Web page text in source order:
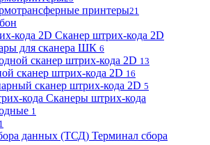
принтеры21
Сканер штрих-кода 2D
для сканера ШК 6
сканер штрих-кода 2D 13
сканер штрих-кода 2D 16
сканер штрих-кода 2D 5
Сканеры штрих-кода
1
1
Терминал сбора